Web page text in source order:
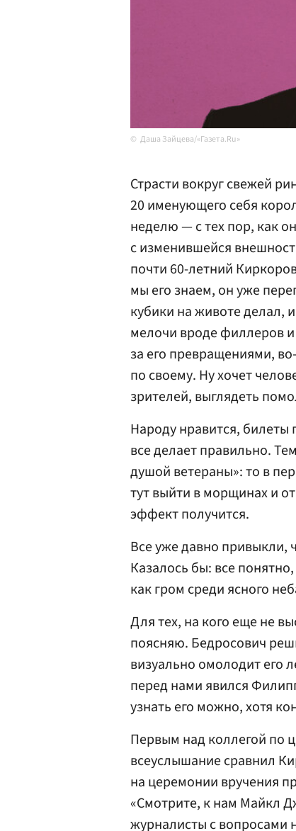
Даша Зайцева/«Газета.Ru»
Страсти вокруг свежей
20 именующего себя
неделю — с тех пор, как
с изменившейся
почти 60-летний
мы его знаем, он уже
кубики на животе делал,
мелочи вроде филлеров
за его превращениями,
по своему. Ну хочет
зрителей, выглядеть
Народу нравится,
все делает правильно.
душой ветераны»: то в
тут выйти в морщинах и
эффект получится.
Все уже давно привыкли,
Казалось бы: все
как гром среди ясного
Для тех, на кого еще не
поясняю. Бедросович
визуально омолодит его
перед нами явился
узнать его можно, хотя
Первым над коллегой по
всеуслышание сравнил
на церемонии вручения
«Смотрите, к нам Майкл
журналисты с вопросами